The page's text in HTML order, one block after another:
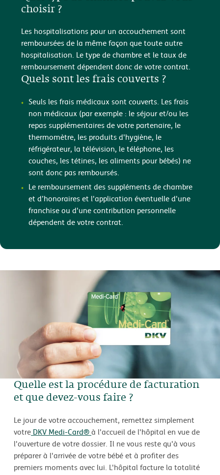
choisir ?
Les hospitalisations pour un accouchement sont
remboursées de la même façon que toute autre
hospitalisation. Le type de chambre et le taux de
remboursement dépendent donc de votre contrat.
Quels sont les frais couverts ?
Seuls les frais médicaux sont couverts. Les frais
non médicaux (par exemple : le séjour et/ou les
repas supplémentaires de votre partenaire, le
thermomètre, les produits d'hygiène, le
réfrigérateur, la télévision, le téléphone, les
couches, les tétines, les aliments pour bébés) ne
sont donc pas remboursés.
Le remboursement des suppléments de chambre
et d’honoraires et l'application éventuelle d'une
franchise ou d'une contribution personnelle
dépendent de votre contrat.
Quelle est la procédure de facturation
et que devez-vous faire ?
Le jour de votre accouchement, remettez simplement
votre DKV Medi-Card®à l'accueil de l'hôpital en vue de
l'ouverture de votre dossier. Il ne vous reste qu'à vous
préparer à l'arrivée de votre bébé et à profiter des
premiers moments avec lui. L'hôpital facture la totalité